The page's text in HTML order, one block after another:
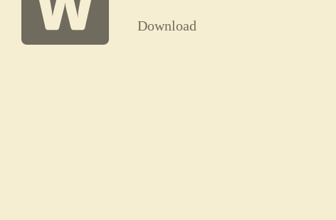
Download